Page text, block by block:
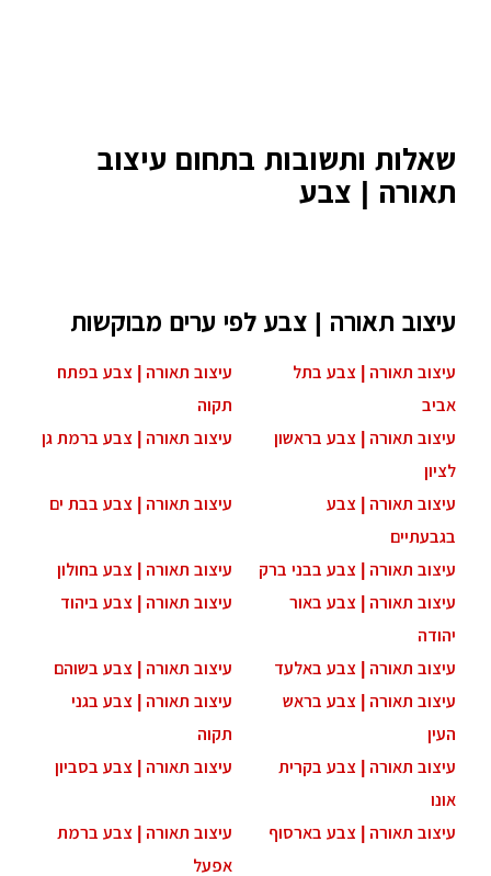
שאלות ותשובות בתחום עיצוב
תאורה | צבע
עיצוב תאורה | צבע לפי ערים מבוקשות
עיצוב תאורה | צבע בתל
אביב
עיצוב תאורה | צבע בפתח
תקוה
עיצוב תאורה | צבע בראשון
לציון
עיצוב תאורה | צבע ברמת גן
עיצוב תאורה | צבע
בגבעתיים
עיצוב תאורה | צבע בבת ים
עיצוב תאורה | צבע בבני ברק
עיצוב תאורה | צבע בחולון
עיצוב תאורה | צבע באור
יהודה
עיצוב תאורה | צבע ביהוד
עיצוב תאורה | צבע באלעד
עיצוב תאורה | צבע בשוהם
עיצוב תאורה | צבע בראש
העין
עיצוב תאורה | צבע בגני
תקוה
עיצוב תאורה | צבע בקרית
אונו
עיצוב תאורה | צבע בסביון
עיצוב תאורה | צבע בארסוף
עיצוב תאורה | צבע ברמת
אפעל